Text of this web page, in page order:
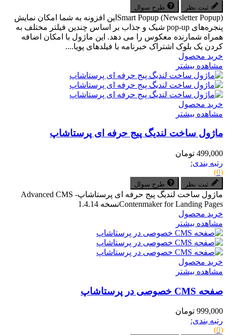
ثبت نظر طرح سوال
Smart Popup (Newsletter Popup)این افزونه به شما امکان نمایش
پنجره‌های pop-up شیک و جذاب بر اساس چندین فیلتر مختلف به
همراه شمارنده معکوس را می دهد. این ماژول با امکان اضافه
کردن یک بلوک اشتراک خبرنامه با فیلدهای پویا....
خرید محصول
مشاهده بیشتر
خرید محصول
مشاهده بیشتر
ماژول ساخت لندیگ پیج حرفه ای پرستاشاپ
499,000 تومان
رتبه بندی:
(0)
ثبت نظر طرح سوال
ماژول ساخت لندیگ پیج حرفه ای پرستاشاپAdvanced CMS -
Contenmaker for Landing Pagesنسخه 1.4.14
خرید محصول
مشاهده بیشتر
خرید محصول
مشاهده بیشتر
صفحه CMS خصوصی در پرستاشاپ
999,000 تومان
رتبه بندی:
(0)